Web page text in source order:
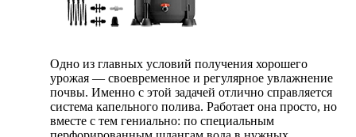
Одно из главных условий получения хорошего
урожая — своевременное и регулярное увлажнение
почвы. Именно с этой задачей отлично справляется
система капельного полива. Работает она просто, но
вместе с тем гениально: по специальным